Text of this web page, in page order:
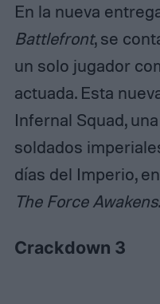
En la nueva
Battlefront, se
un solo jugador
actuada. Esta
Infernal Squad,
soldados
días del Imperio,
The Force Awakens.
Crackdown 3